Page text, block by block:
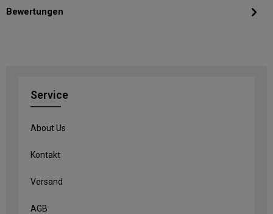
Bewertungen
Service
About Us
Kontakt
Versand
AGB